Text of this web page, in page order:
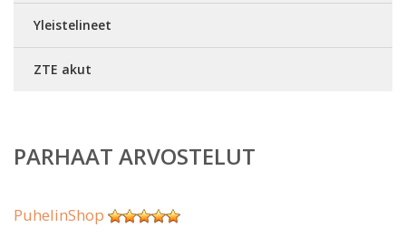
Yleistelineet
ZTE akut
PARHAAT ARVOSTELUT
PuhelinShop